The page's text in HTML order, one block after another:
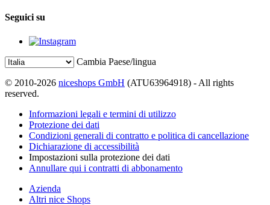
Seguici su
Cambia Paese/lingua
© 2010-2026 niceshops GmbH (ATU63964918) - All rights
reserved.
Informazioni legali e termini di utilizzo
Protezione dei dati
Condizioni generali di contratto e politica di cancellazione
Dichiarazione di accessibilità
Impostazioni sulla protezione dei dati
Annullare qui i contratti di abbonamento
Azienda
Altri nice Shops